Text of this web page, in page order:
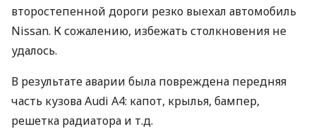
второстепенной дороги резко выехал автомобиль
Nissan. К сожалению, избежать столкновения не
удалось.
В результате аварии была повреждена передняя
часть кузова Audi A4: капот, крылья, бампер,
решетка радиатора и т.д.